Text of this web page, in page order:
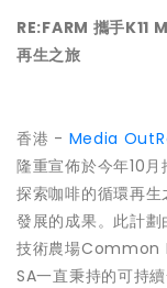
RE:FARM 攜手
再生之旅
香港 - Media
隆重宣佈於今年10
探索咖啡的循環再
發展的成果。此計劃
技術農場Common
SA一直秉持的可持